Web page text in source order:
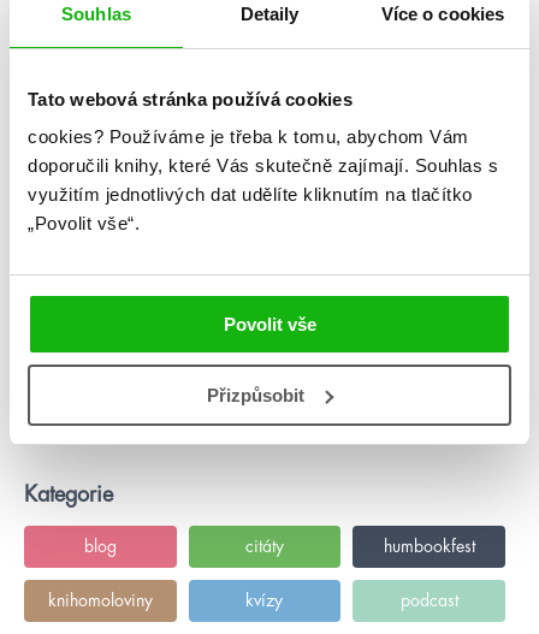
Souhlas Detaily Více o cookies
Tato webová stránka používá cookies
cookies? Používáme je třeba k tomu, abychom Vám
doporučili knihy, které Vás skutečně zajímají. Souhlas s
využitím jednotlivých dat udělíte kliknutím na tlačítko
„Povolit vše“.
Povolit vše
Přizpůsobit
11. 11. 2019
5 názorů na Knihu divů (autorský speciál)
ilustrovanou příručku tvůrčího psaní jsme dali do rukou
mladým spisovatelům, kteří podle nás dokáží nejlíp posoudit,
číst více
Kategorie
blog citáty humbookfest
knihomoloviny kvízy podcast